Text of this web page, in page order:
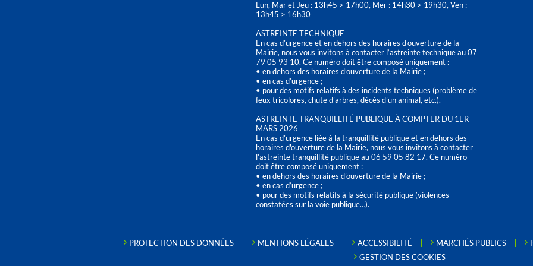
Lun, Mar et Jeu : 13h45 > 17h00, Mer : 14h30 > 19h30, Ven :
13h45 > 16h30
ASTREINTE TECHNIQUE
En cas d’urgence et en dehors des horaires d'ouverture de la
Mairie, nous vous invitons à contacter l’astreinte technique au 07
79 05 93 10. Ce numéro doit être composé uniquement :
• en dehors des horaires d’ouverture de la Mairie ;
• en cas d’urgence ;
• pour des motifs relatifs à des incidents techniques (problème de
feux tricolores, chute d’arbres, décès d’un animal, etc.).
ASTREINTE TRANQUILLITÉ PUBLIQUE À COMPTER DU 1ER
MARS 2026
En cas d’urgence liée à la tranquillité publique et en dehors des
horaires d'ouverture de la Mairie, nous vous invitons à contacter
l’astreinte tranquillité publique au 06 59 05 82 17. Ce numéro
doit être composé uniquement :
• en dehors des horaires d’ouverture de la Mairie ;
• en cas d’urgence ;
• pour des motifs relatifs à la sécurité publique (violences
constatées sur la voie publique…).
PROTECTION DES DONNÉES MENTIONS LÉGALES ACCESSIBILITÉ MARCHÉS PUBLICS
GESTION DES COOKIES